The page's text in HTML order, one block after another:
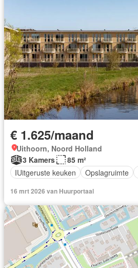
€ 1.625/maand
Uithoorn, Noord Holland
3 Kamers
85 m²
IUitgeruste keuken
Opslagruimte
16 mrt 2026 van Huurportaal